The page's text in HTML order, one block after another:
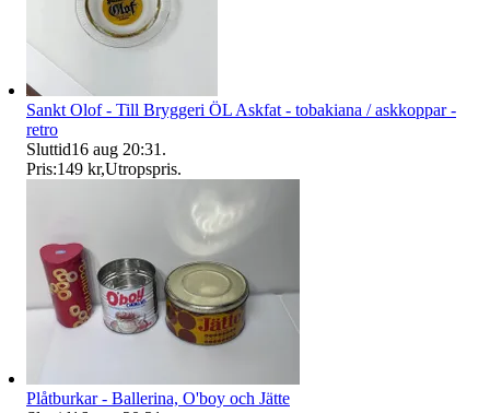
Sankt Olof - Till Bryggeri ÖL Askfat - tobakiana / askkoppar -
retro
Sluttid16 aug 20:31 .
Pris:149 kr,Utropspris.
Plåtburkar - Ballerina, O'boy och Jätte